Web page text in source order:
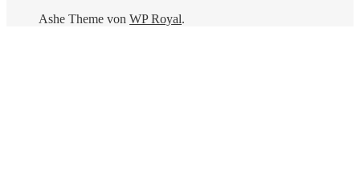
Ashe Theme von WP Royal.